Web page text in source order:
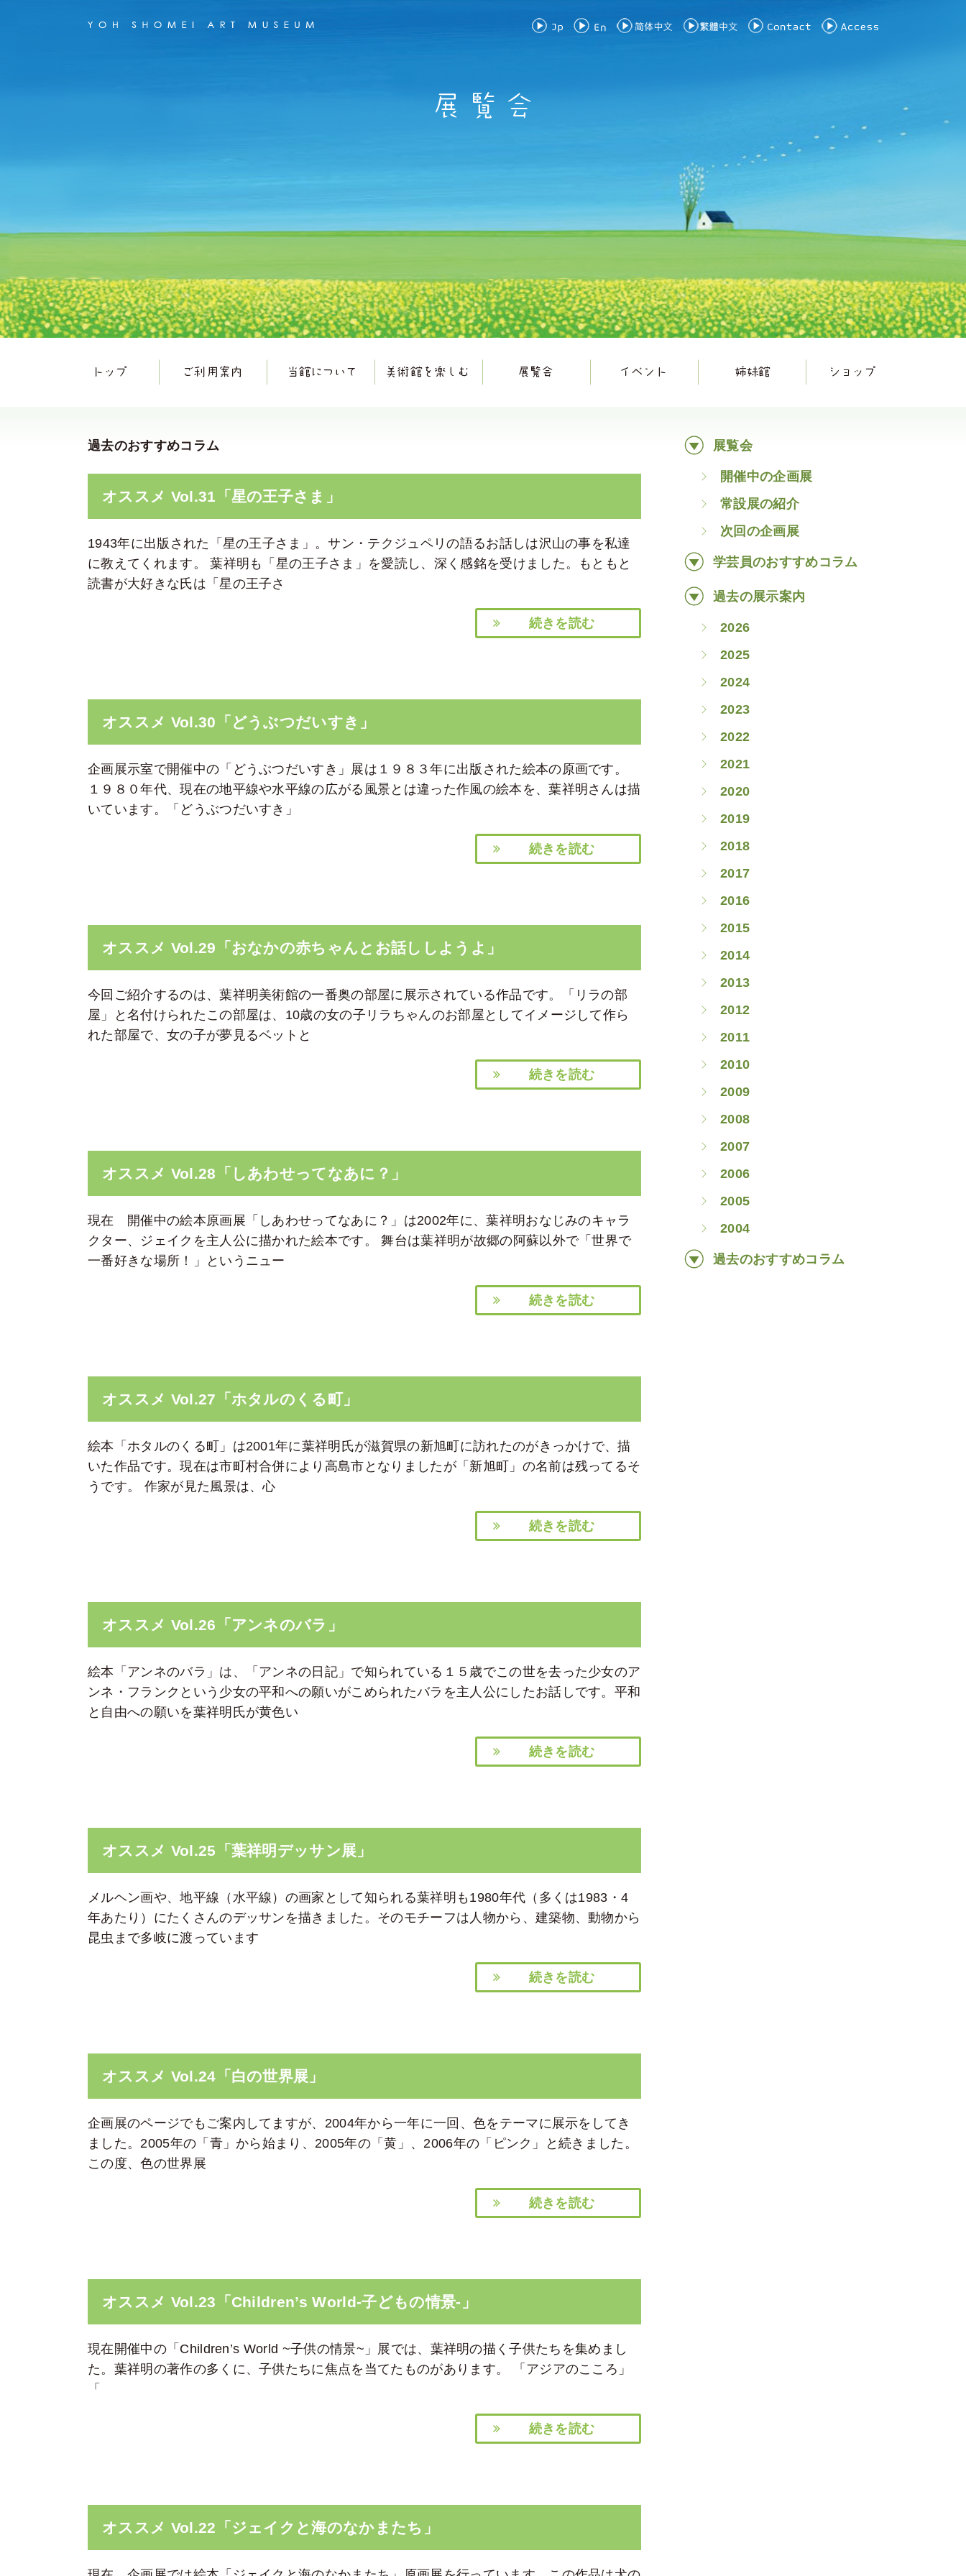
過去のおすすめコラム
オススメ Vol.31「星の王子さま」
1943年に出版された「星の王子さま」。サン・テクジュペリの語るお話しは沢山の事を私達
に教えてくれます。 葉祥明も「星の王子さま」を愛読し、深く感銘を受けました。もともと
読書が大好きな氏は「星の王子さ
続きを読む
オススメ Vol.30「どうぶつだいすき」
企画展示室で開催中の「どうぶつだいすき」展は１９８３年に出版された絵本の原画です。
１９８０年代、現在の地平線や水平線の広がる風景とは違った作風の絵本を、葉祥明さんは描
いています。「どうぶつだいすき」
続きを読む
オススメ Vol.29「おなかの赤ちゃんとお話ししようよ」
今回ご紹介するのは、葉祥明美術館の一番奥の部屋に展示されている作品です。「リラの部
屋」と名付けられたこの部屋は、10歳の女の子リラちゃんのお部屋としてイメージして作ら
れた部屋で、女の子が夢見るベットと
続きを読む
オススメ Vol.28「しあわせってなあに？」
現在 開催中の絵本原画展「しあわせってなあに？」は2002年に、葉祥明おなじみのキャラ
クター、ジェイクを主人公に描かれた絵本です。 舞台は葉祥明が故郷の阿蘇以外で「世界で
一番好きな場所！」というニュー
続きを読む
オススメ Vol.27「ホタルのくる町」
絵本「ホタルのくる町」は2001年に葉祥明氏が滋賀県の新旭町に訪れたのがきっかけで、描
いた作品です。現在は市町村合併により高島市となりましたが「新旭町」の名前は残ってるそ
うです。 作家が見た風景は、心
続きを読む
オススメ Vol.26「アンネのバラ」
絵本「アンネのバラ」は、「アンネの日記」で知られている１５歳でこの世を去った少女のア
ンネ・フランクという少女の平和への願いがこめられたバラを主人公にしたお話しです。平和
と自由への願いを葉祥明氏が黄色い
続きを読む
オススメ Vol.25「葉祥明デッサン展」
メルヘン画や、地平線（水平線）の画家として知られる葉祥明も1980年代（多くは1983・4
年あたり）にたくさんのデッサンを描きました。そのモチーフは人物から、建築物、動物から
昆虫まで多岐に渡っています
続きを読む
オススメ Vol.24「白の世界展」
企画展のページでもご案内してますが、2004年から一年に一回、色をテーマに展示をしてき
ました。2005年の「青」から始まり、2005年の「黄」、2006年の「ピンク」と続きました。
この度、色の世界展
続きを読む
オススメ Vol.23「Children’s World-子どもの情景-」
現在開催中の「Children’s World ~子供の情景~」展では、葉祥明の描く子供たちを集めまし
た。葉祥明の著作の多くに、子供たちに焦点を当てたものがあります。 「アジアのこころ」
「
続きを読む
オススメ Vol.22「ジェイクと海のなかまたち」
展覧会
開催中の企画展
常設展の紹介
次回の企画展
学芸員のおすすめコラム
過去の展示案内
2026
2025
2024
2023
2022
2021
2020
2019
2018
2017
2016
2015
2014
2013
2012
2011
2010
2009
2008
2007
2006
2005
2004
過去のおすすめコラム